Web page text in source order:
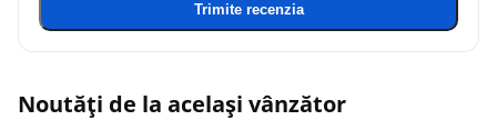
Trimite recenzia
Noutăți de la același vânzător